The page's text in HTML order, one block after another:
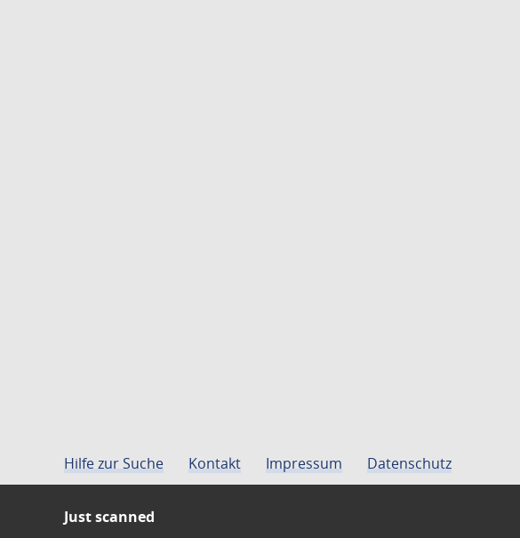
Hilfe zur Suche Kontakt Impressum Datenschutz
Just scanned